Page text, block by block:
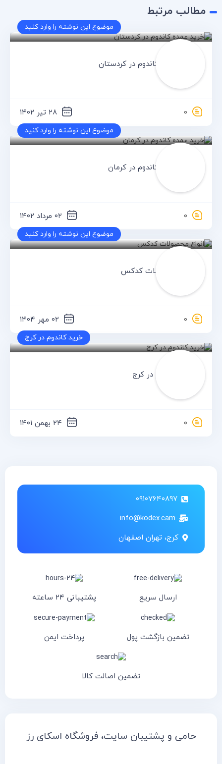
مطالب مرتبط
موضوع این نوشته را وارد کنید
خرید عمده کاندوم در کردستان
۰ ۲۸ تیر ۱۴۰۲
موضوع این نوشته را وارد کنید
خرید عمده کاندوم در کرمان
۰ ۰۲ مرداد ۱۴۰۲
موضوع این نوشته را وارد کنید
انواع محصولات کدکس
۰ ۰۲ مهر ۱۴۰۴
خرید کاندوم در کرج
خرید کاندوم در کرج
۰ ۲۴ بهمن ۱۴۰۱
۰۹۱۰۷۶۴۰۸۹۷
info@kodex.cam
کرج، تهران اصفهان
ارسال سریع پشتیبانی ۲۴ ساعته
تضمین بازگشت پول پرداخت ایمن
تضمین اصالت کالا
حامی و پشتیبان سایت، فروشگاه اسکای رز